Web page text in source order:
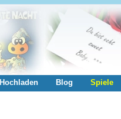
Hochladen Blog Spiele